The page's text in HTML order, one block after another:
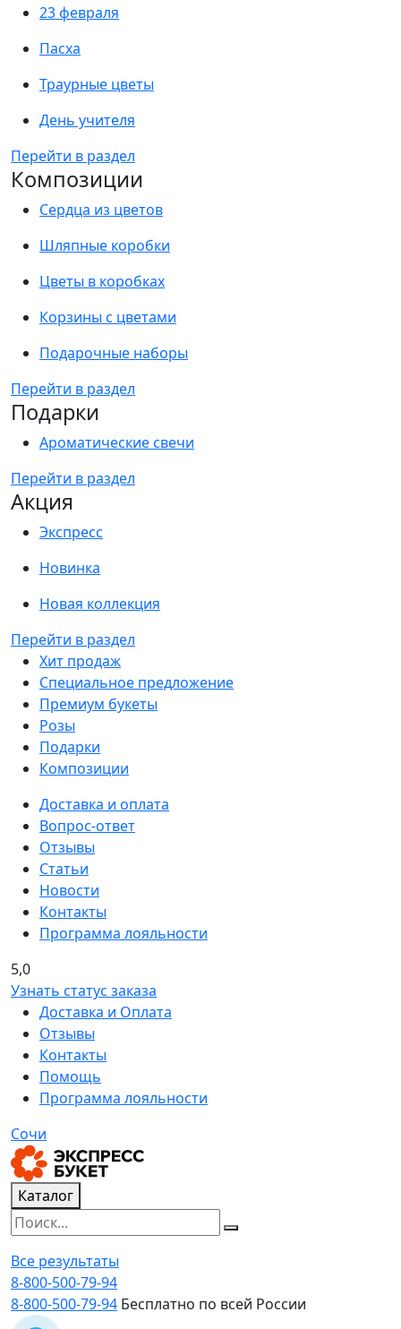
23 февраля
Пасха
Траурные цветы
День учителя
Перейти в раздел
Композиции
Сердца из цветов
Шляпные коробки
Цветы в коробках
Корзины с цветами
Подарочные наборы
Перейти в раздел
Подарки
Ароматические свечи
Перейти в раздел
Акция
Экспресс
Новинка
Новая коллекция
Перейти в раздел
Хит продаж
Специальное предложение
Премиум букеты
Розы
Подарки
Композиции
Доставка и оплата
Вопрос-ответ
Отзывы
Статьи
Новости
Контакты
Программа лояльности
5,0
Узнать статус заказа
Доставка и Оплата
Отзывы
Контакты
Помощь
Программа лояльности
Сочи
Каталог
Все результаты
8-800-500-79-94
8-800-500-79-94 Бесплатно по всей России